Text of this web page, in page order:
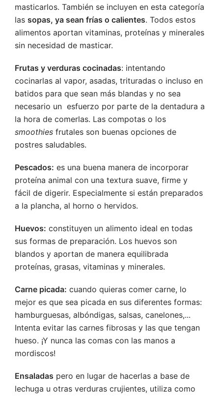
masticarlos. También se incluyen en esta categoría
las sopas, ya sean frías o calientes. Todos estos
alimentos aportan vitaminas, proteínas y minerales
sin necesidad de masticar.
Frutas y verduras cocinadas: intentando
cocinarlas al vapor, asadas, trituradas o incluso en
batidos para que sean más blandas y no sea
necesario un esfuerzo por parte de la dentadura a
la hora de comerlas. Las compotas o los
smoothies frutales son buenas opciones de
postres saludables.
Pescados: es una buena manera de incorporar
proteína animal con una textura suave, firme y
fácil de digerir. Especialmente si están preparados
a la plancha, al horno o hervidos.
Huevos: constituyen un alimento ideal en todas
sus formas de preparación. Los huevos son
blandos y aportan de manera equilibrada
proteínas, grasas, vitaminas y minerales.
Carne picada: cuando quieras comer carne, lo
mejor es que sea picada en sus diferentes formas:
hamburguesas, albóndigas, salsas, canelones,...
Intenta evitar las carnes fibrosas y las que tengan
hueso. ¡Y nunca las comas con las manos a
mordiscos!
Ensaladas pero en lugar de hacerlas a base de
lechuga u otras verduras crujientes, utiliza como